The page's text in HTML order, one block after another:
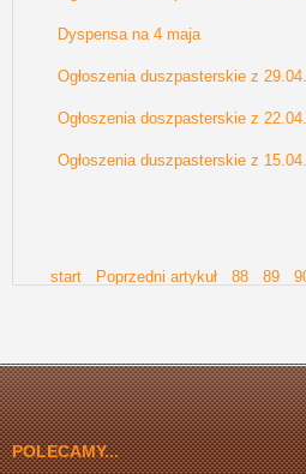
Dyspensa na 4 maja
Ogłoszenia duszpasterskie z
Ogłoszenia doszpasterskie z
Ogłoszenia duszpasterskie z
start Poprzedni artykuł 88 89
POLECAMY...